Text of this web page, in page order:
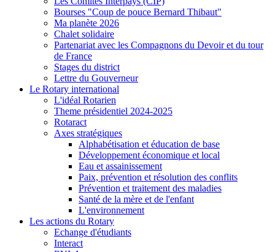
Bourses "Coup de pouce Bernard Thibaut"
Ma planète 2026
Chalet solidaire
Partenariat avec les Compagnons du Devoir et du tour
de France
Stages du district
Lettre du Gouverneur
Le Rotary international
L'idéal Rotarien
Theme présidentiel 2024-2025
Rotaract
Axes stratégiques
Alphabétisation et éducation de base
Développement économique et local
Eau et assainissement
Paix, prévention et résolution des conflits
Prévention et traitement des maladies
Santé de la mère et de l'enfant
L'environnement
Les actions du Rotary
Echange d'étudiants
Interact